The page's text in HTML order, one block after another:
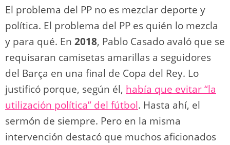
El problema del PP no es mezclar deporte y
política. El problema del PP es quién lo mezcla
y para qué. En 2018, Pablo Casado avaló que se
requisaran camisetas amarillas a seguidores
del Barça en una final de Copa del Rey. Lo
justificó porque, según él, había que evitar “la
utilización política” del fútbol. Hasta ahí, el
sermón de siempre. Pero en la misma
intervención destacó que muchos aficionados